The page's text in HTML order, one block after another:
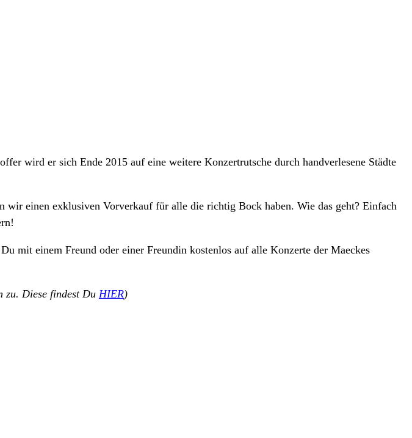
wird er sich Ende 2015 auf eine weitere Konzertrutsche durch handverlesene Städte
einen exklusiven Vorverkauf für alle die richtig Bock haben. Wie das geht? Einfach
mit einem Freund oder einer Freundin kostenlos auf alle Konzerte der Maeckes
zu. Diese findest Du HIER)